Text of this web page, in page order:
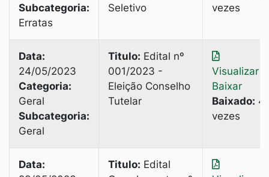
Subcategoria:
Erratas
Seletivo
vezes
Data:
24/05/2023
Categoria:
Geral
Subcategoria:
Geral
Titulo: Edital nº
001/2023 -
Eleição Conselho
Tutelar
Visualizar
Baixar
Baixado: 4
vezes
Data:
Titulo: Edital